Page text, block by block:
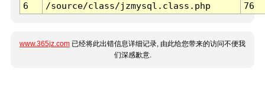
6
/source/class/jzmysql.class.php 76
www.365jz.com 已经将此出错信息详细记录, 由此给您带来的访问不便我
们深感歉意.